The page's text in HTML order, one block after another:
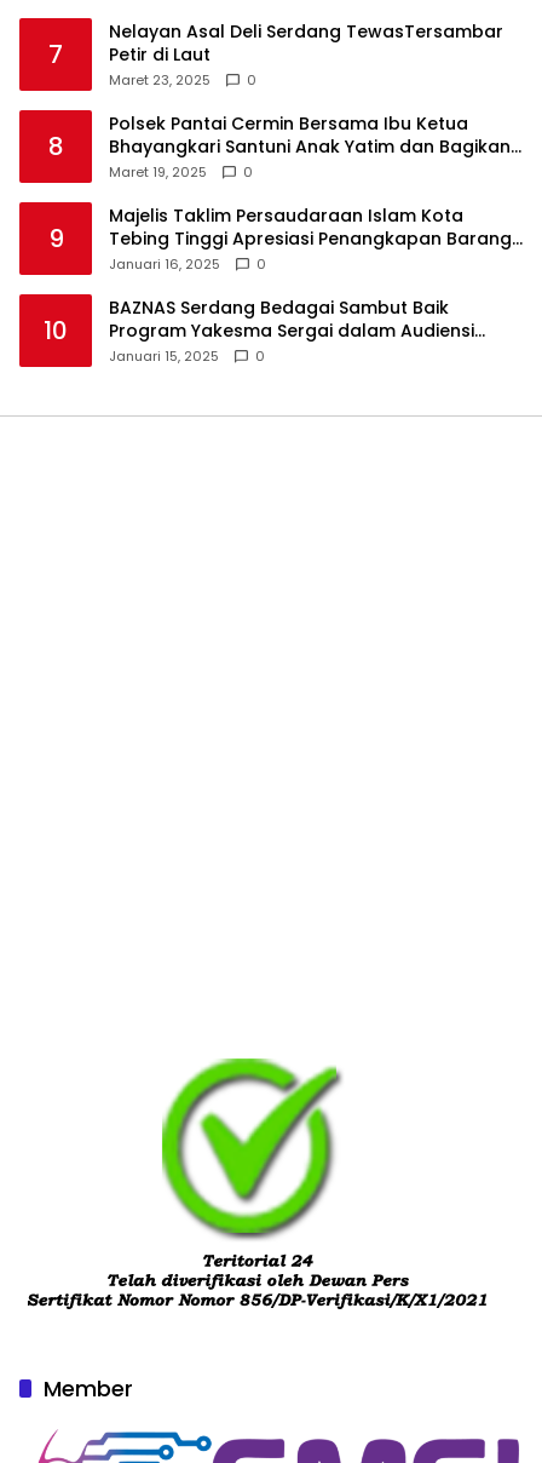
7
Nelayan Asal Deli Serdang TewasTersambar
Petir di Laut
Maret 23, 2025 0
8
Polsek Pantai Cermin Bersama Ibu Ketua
Bhayangkari Santuni Anak Yatim dan Bagikan
Takjil
Maret 19, 2025 0
9
Majelis Taklim Persaudaraan Islam Kota
Tebing Tinggi Apresiasi Penangkapan Barang
Haram
Januari 16, 2025 0
10
BAZNAS Serdang Bedagai Sambut Baik
Program Yakesma Sergai dalam Audiensi
Perkenalan Pengurus Baru
Januari 15, 2025 0
Member